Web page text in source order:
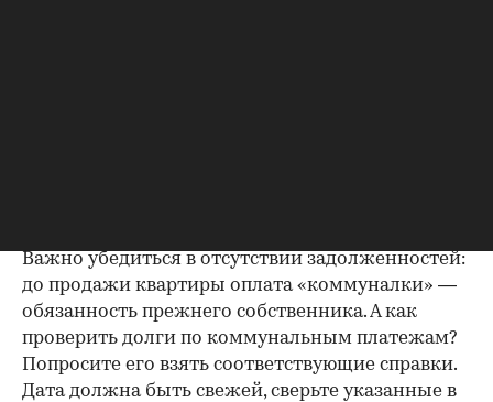
Важно убедиться в отсутствии задолженностей:
до продажи квартиры оплата «коммуналки» —
обязанность прежнего собственника. А как
проверить долги по коммунальным платежам?
Попросите его взять соответствующие справки.
Дата должна быть свежей, сверьте указанные в